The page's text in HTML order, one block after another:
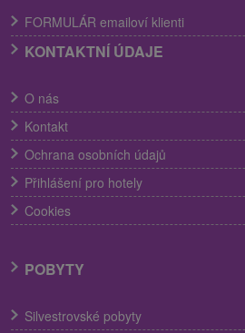
FORMULÁR emailoví klienti
KONTAKTNÍ ÚDAJE
O nás
Kontakt
Ochrana osobních údajů
Přihlášení pro hotely
Cookies
POBYTY
Silvestrovské pobyty